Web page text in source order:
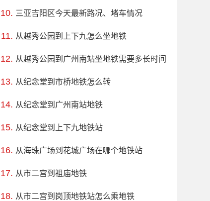
三亚吉阳区今天最新路况、堵车情况
从越秀公园到上下九怎么坐地铁
从越秀公园到广州南站坐地铁需要多长时间
从纪念堂到市桥地铁怎么转
从纪念堂到广州南站地铁
从纪念堂到上下九地铁站
从海珠广场到花城广场在哪个地铁站
从市二宫到祖庙地铁
从市二宫到岗顶地铁站怎么乘地铁